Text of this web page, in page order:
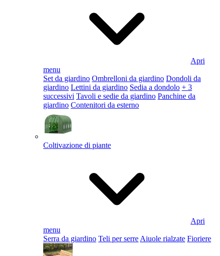
Apri
menu
Set da giardino Ombrelloni da giardino Dondoli da
giardino Lettini da giardino Sedia a dondolo + 3
successivi Tavoli e sedie da giardino Panchine da
giardino Contenitori da esterno
Coltivazione di piante
Apri
menu
Serra da giardino Teli per serre Aiuole rialzate Fioriere